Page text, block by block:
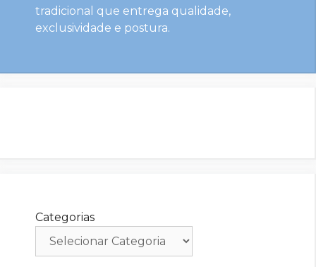
tradicional que entrega qualidade,
exclusividade e postura.
Categorias